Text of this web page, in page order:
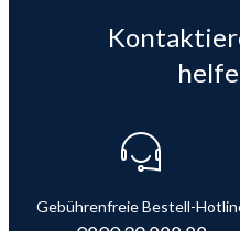
Gebührenfreie Bestell-